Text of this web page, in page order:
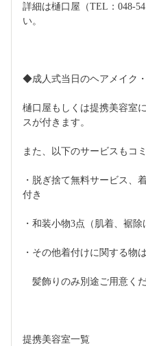
詳細は樋口屋（TEL：048-
い。
◆成人式当日のヘアメイク
樋口屋もしくは提携美容室
スが付きます。
また、以下のサービスもコ
・脱ぎ捨て無料サービス、
付き
・和装小物3点（肌着、裾除
・その他着付けに関する物
髪飾りのみ別途ご用意くだ
提携美容室一覧